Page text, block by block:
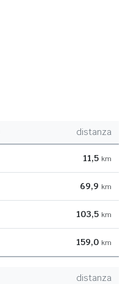
distanza
11,5 km
69,9 km
103,5 km
159,0 km
distanza